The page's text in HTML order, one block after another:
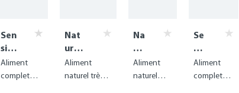
Sen
sibl
e
Pu
Aliment
complet
Nat
urCr
oq
Floc
Aliment
naturel très
Na
tu
rC
ro
Aliment
naturel
Se
nsi
ble
Mi
Aliment
complet